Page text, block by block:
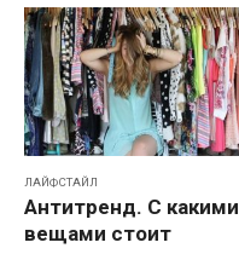
ЛАЙФСТАЙЛ
Антитренд. С какими
вещами стоит